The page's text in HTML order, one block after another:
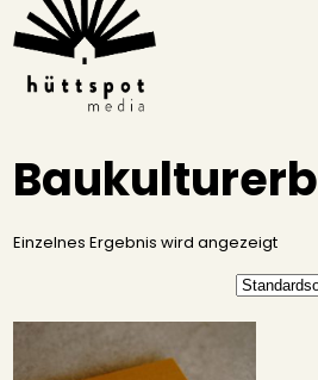
Einzelnes Ergebnis wird angezeigt